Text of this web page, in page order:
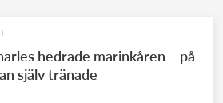
UTLÄNDSKT
hedrade marinkåren – på
själv tränade